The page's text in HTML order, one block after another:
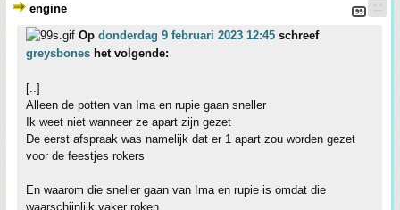
engine
Op donderdag 9 februari 2023 12:45 schreef
greysbones het volgende:
[..]
Alleen de potten van Ima en rupie gaan sneller
Ik weet niet wanneer ze apart zijn gezet
De eerst afspraak was namelijk dat er 1 apart zou worden gezet
voor de feestjes rokers
En waarom die sneller gaan van Ima en rupie is omdat die
waarschijnlijk vaker roken